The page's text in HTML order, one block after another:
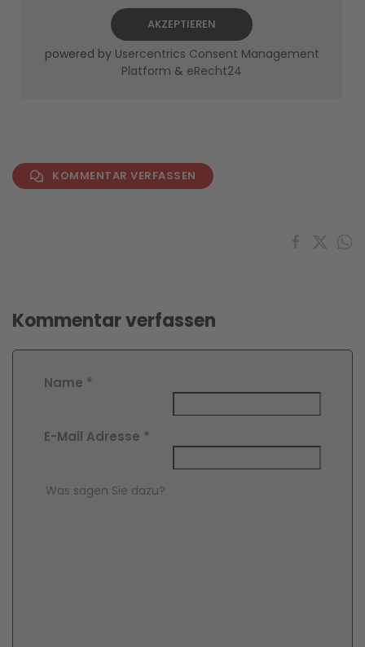
AKZEPTIEREN
powered by Usercentrics Consent Management
Platform & eRecht24
KOMMENTAR VERFASSEN
Kommentar verfassen
Name *
E-Mail Adresse *
Comment Text*